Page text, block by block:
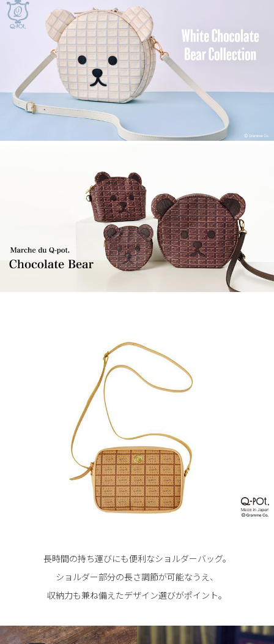
長時間の持ち運びにも便利なショルダーバッグ。
ショルダー部分の長さ調節が可能なうえ、
収納力も兼ね備えたデザイン選びがポイント。